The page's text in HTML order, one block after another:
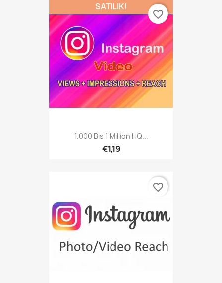
1.000 Bis 1 Million HQ...
€1,19
SATILIK!
favorite_border
favorite_border